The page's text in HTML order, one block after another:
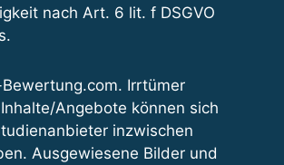
nach Art. 6 lit. f DSGVO
Irrtümer
Angebote können sich
inzwischen
Ausgewiesene Bilder und